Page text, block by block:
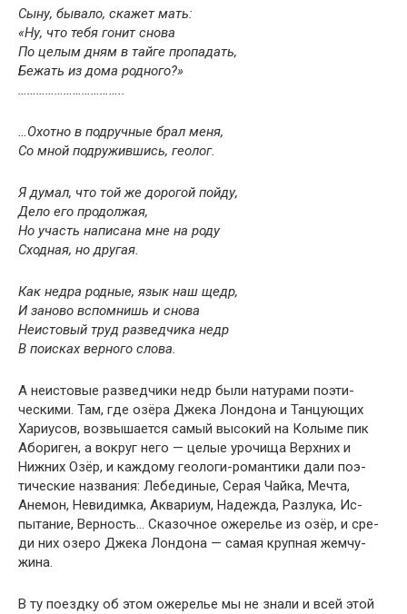
Сыну, бывало, скажет мать:
«Ну, что тебя гонит снова
По целым дням в тайге пропадать,
Бежать из дома родного?»
……………………………..
…Охотно в подручные брал меня,
Со мной подружившись, геолог.
Я думал, что той же дорогой пойду,
Дело его продолжая,
Но участь написана мне на роду
Сходная, но другая.
Как недра родные, язык наш щедр,
И заново вспомнишь и снова
Неистовый труд разведчика недр
В поисках верного слова.
А неистовые разведчики недр были натурами поэти­
ческими. Там, где озёра Джека Лондона и Танцующих
Хариусов, возвышается самый высокий на Колыме пик
Абориген, а вокруг него — целые урочища Верхних и
Нижних Озёр, и каждому геологи-романтики дали поэ­
тические названия: Лебединые, Серая Чайка, Мечта,
Анемон, Невидимка, Аквариум, Надежда, Разлука, Ис­
пытание, Верность… Сказочное ожерелье из озёр, и сре­
ди них озеро Джека Лондона — самая крупная жемчу­
жина.
В ту поездку об этом ожерелье мы не знали и всей этой